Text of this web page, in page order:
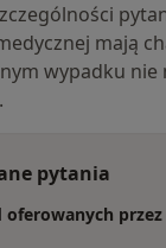
mają
wypadku nie
pytania
oferowanych przez